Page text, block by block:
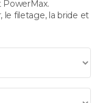
PowerMax.
le filetage, la bride et